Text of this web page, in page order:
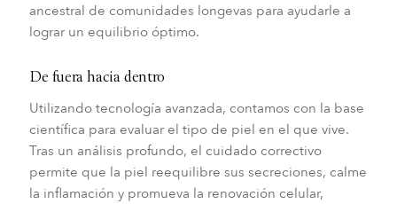
ancestral de comunidades longevas para ayudarle a
lograr un equilibrio óptimo.
De fuera hacia dentro
Utilizando tecnología avanzada, contamos con la base
científica para evaluar el tipo de piel en el que vive.
Tras un análisis profundo, el cuidado correctivo
permite que la piel reequilibre sus secreciones, calme
la inflamación y promueva la renovación celular,